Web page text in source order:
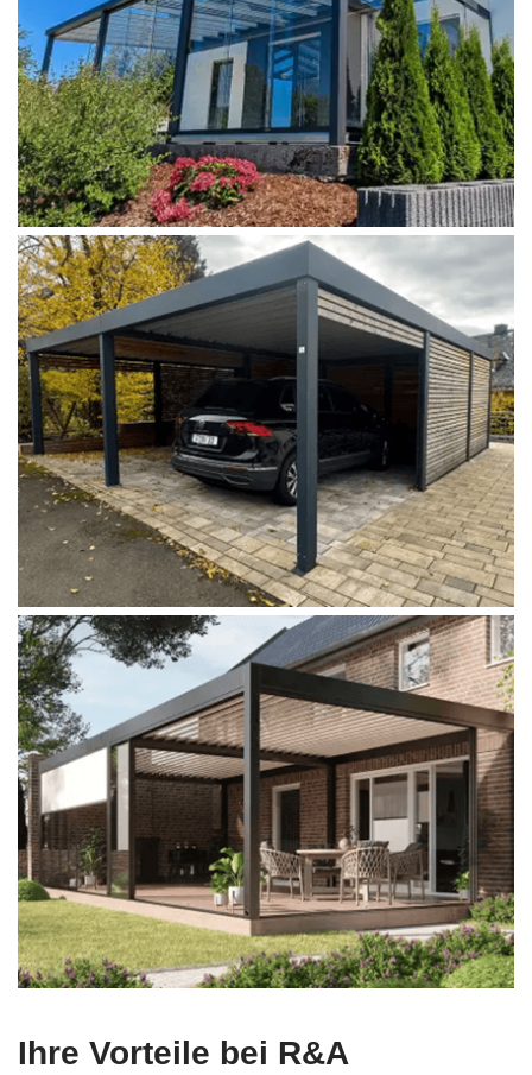
Ihre Vorteile bei R&A